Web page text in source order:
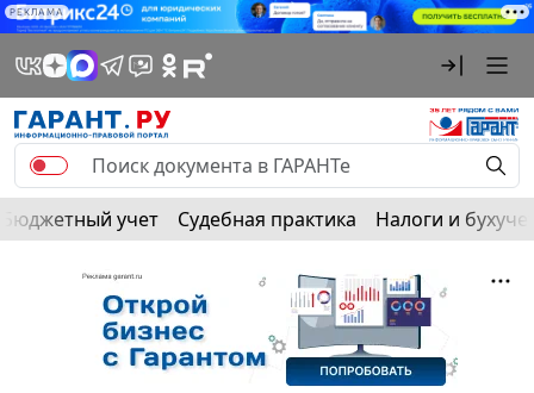
РЕКЛАМА
Бюджетный учет Судебная практика Налоги и